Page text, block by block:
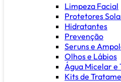
Limpeza Facial
Protetores
Hidratantes
Prevenção
Seruns e
Olhos e Lábios
Água Micelar e
Kits de